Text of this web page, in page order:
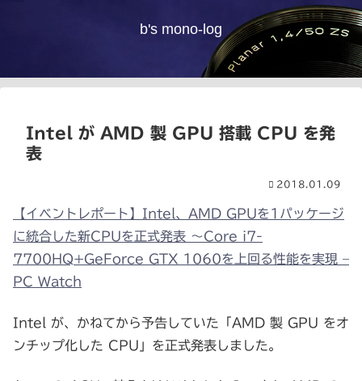
b's mono-log
Intel が AMD 製 GPU 搭載 CPU を発
表
2018.01.09
【イベントレポート】Intel、AMD GPUを1パッケージ
に統合した新CPUを正式発表 ～Core i7-
7700HQ+GeForce GTX 1060を上回る性能を実現 –
PC Watch
Intel が、かねてから予告していた「AMD 製 GPU をオ
ンチップ化した CPU」を正式発表しました。